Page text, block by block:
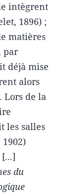
intègrent
1896) ;
matières
par
déjà mise
alors
Lors de la
les salles
1902)
[...]
du